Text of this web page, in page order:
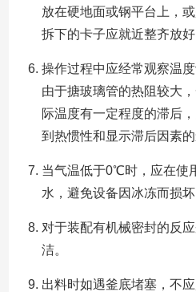
放在硬地面或钢平台上，
拆下的卡子应就近整齐放
操作过程中应经常观察温
由于搪玻璃管的热阻较大
际温度有一定程度的滞后
到热惯性和显示滞后因素的
当气温低于0℃时，应在使
水，避免设备因冰冻而损坏
对于装配有机械密封的反
洁。
出料时如遇釜底堵塞，不